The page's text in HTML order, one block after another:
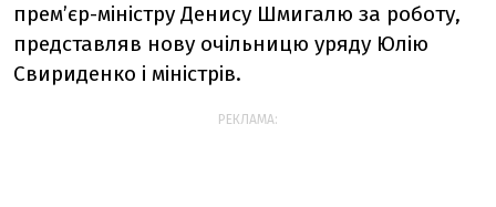
премʼєр-міністру Денису Шмигалю за роботу,
представляв нову очільницю уряду Юлію
Свириденко і міністрів.
РЕКЛАМА: